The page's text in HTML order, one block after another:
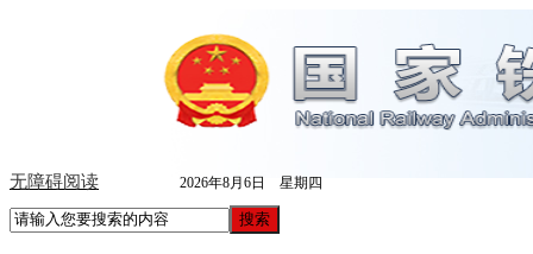
无障碍阅读 2026年8月6日 星期四